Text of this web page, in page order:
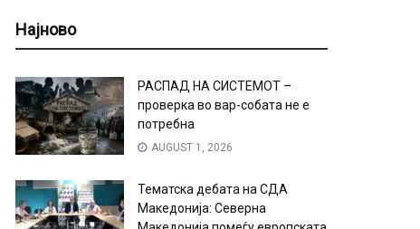
Најново
РАСПАД НА СИСТЕМОТ –
проверка во вар-собата не е
потребна
AUGUST 1, 2026
Тематска дебата на СДА
Македонија: Северна